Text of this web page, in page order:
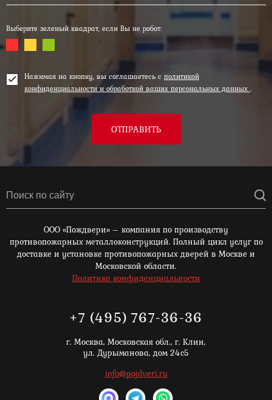
Выберите зеленый квадрат, если Вы не робот:
Нажимая на кнопку, вы соглашаетесь с политикой
конфиденциальности и обработкой ваших персональных данных .
ОТПРАВИТЬ
ООО «Пождвери» – компания по производству
противопожарных металлоконструкций. Полный цикл услуг по
доставке и установке противопожарных дверей в Москве и
Московской области.
Политика конфиденциальности
+7 (495) 767-36-36
г. Москва, Московская обл., г. Клин,
ул. Дурыманова, дом 24с5
info@pojdveri.ru